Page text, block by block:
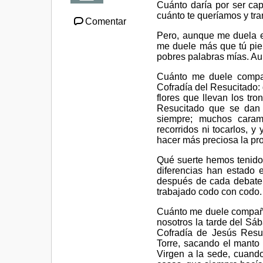
Comentar
Cuánto daría por ser
cuánto te queríamos y
Pero, aunque me duela
me duele más que tú
pobres palabras mías.
Cuánto me duele
Cofradía del
flores que llevan los
Resucitado que se
siempre; muchos
recorridos ni tocarlos, y
hacer más preciosa la
Qué suerte hemos
diferencias han estado
después de cada
trabajado codo con codo.
Cuánto me duele
nosotros la tarde del
Cofradía de Jesús
Torre, sacando el
Virgen a la sede,